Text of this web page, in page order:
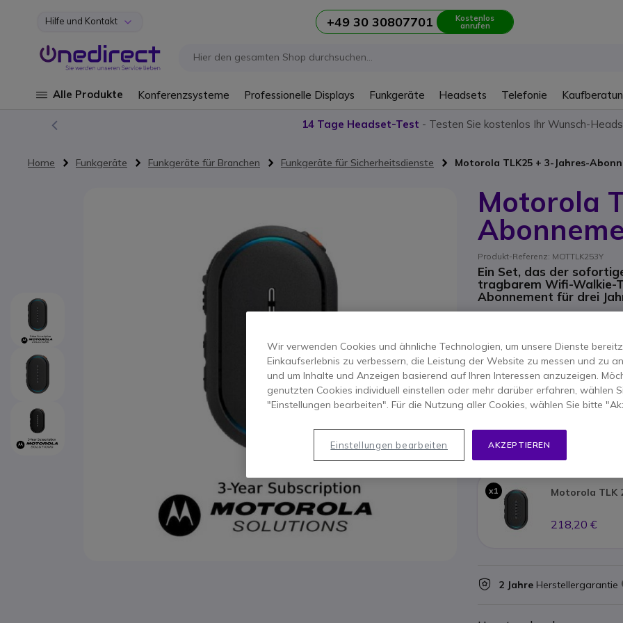
Zum Inhalt springen
Hilfe und Kontakt +49 30 30807701 Kostenlos
anrufen
Alle Produkte Konferenzsysteme Professionelle Displays Funkgeräte Headsets Telefonie
14 Tage Headset-Test - Testen Sie kostenlos Ihr Wunsch-
Home Funkgeräte Funkgeräte für Branchen Funkgeräte für Sicherheitsdienste Motorola TLK25 + 3-Jahres-
Motorola
Produkt-Referenz: MOTTLK253Y
Ein Set, das der
tragbarem Wifi-Walkie-
Abonnement für drei
419,90 €
392,75 € - 467,38 € Inkl.
Anzahl
IN DEN
VERFÜGBARKEIT
Im Vorteilspack
x1 Motorola TLK
218,20 €
2 Jahre Herstellergarantie
Wir verwenden Cookies und ähnliche Technologien, um unsere Dienste
Einkaufserlebnis zu verbessern, die Leistung der Website zu messen und zu
und um Inhalte und Anzeigen basierend auf Ihren Interessen anzuzeigen.
genutzten Cookies individuell einstellen oder mehr darüber erfahren, wählen
"Einstellungen bearbeiten". Für die Nutzung aller Cookies, wählen Sie bitte
AKZEPTIEREN
Einstellungen bearbeiten